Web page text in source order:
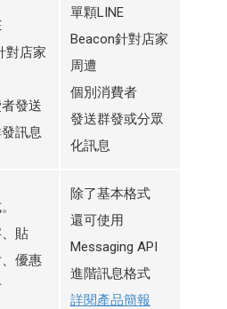
對店家
發送
訊息
單顆LINE
Beacon針對店家
周遭
個別消費者
發送群發或分眾
化訊息
貼
優惠
除了基本格式
還可使用
Messaging API
進階訊息格式
詳閱產品簡報